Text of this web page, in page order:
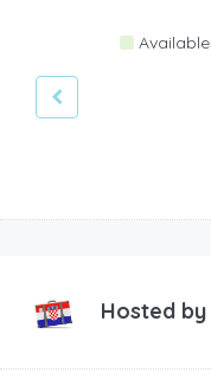
Available
Hosted by